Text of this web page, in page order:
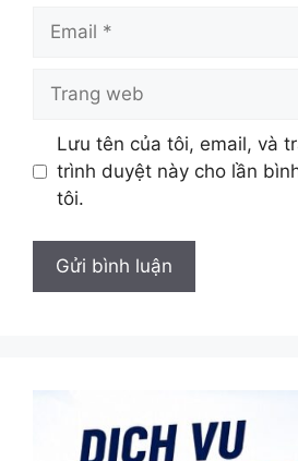
Email
Trang
Lưu tên của tôi, email, và
trình duyệt này cho lần
tôi.